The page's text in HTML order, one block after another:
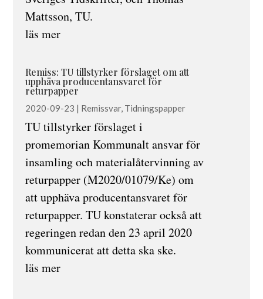
Mattsson, TU.
läs mer
Remiss: TU tillstyrker förslaget om att
upphäva producentansvaret för
returpapper
2020-09-23 | Remissvar, Tidningspapper
TU tillstyrker förslaget i
promemorian Kommunalt ansvar för
insamling och materialåtervinning av
returpapper (M2020/01079/Ke) om
att upphäva producentansvaret för
returpapper. TU konstaterar också att
regeringen redan den 23 april 2020
kommunicerat att detta ska ske.
läs mer